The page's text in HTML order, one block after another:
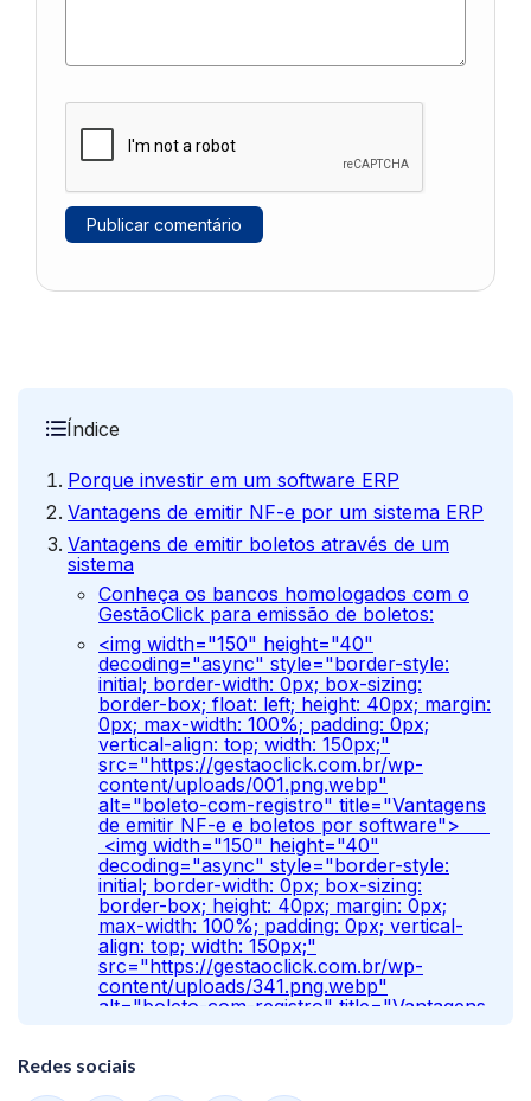
Índice
Porque investir em um software ERP
Vantagens de emitir NF-e por um sistema ERP
Vantagens de emitir boletos através de um
sistema
Conheça os bancos homologados com o
GestãoClick para emissão de boletos:
<img width="150" height="40"
decoding="async" style="border-style:
initial; border-width: 0px; box-sizing:
border-box; float: left; height: 40px; margin:
0px; max-width: 100%; padding: 0px;
vertical-align: top; width: 150px;"
src="https://gestaoclick.com.br/wp-
content/uploads/001.png.webp"
alt="boleto-com-registro" title="Vantagens
de emitir NF-e e boletos por software">
<img width="150" height="40"
decoding="async" style="border-style:
initial; border-width: 0px; box-sizing:
border-box; height: 40px; margin: 0px;
max-width: 100%; padding: 0px; vertical-
align: top; width: 150px;"
src="https://gestaoclick.com.br/wp-
content/uploads/341.png.webp"
alt="boleto-com-registro" title="Vantagens
decoding="async" style="border-style:
Redes sociais